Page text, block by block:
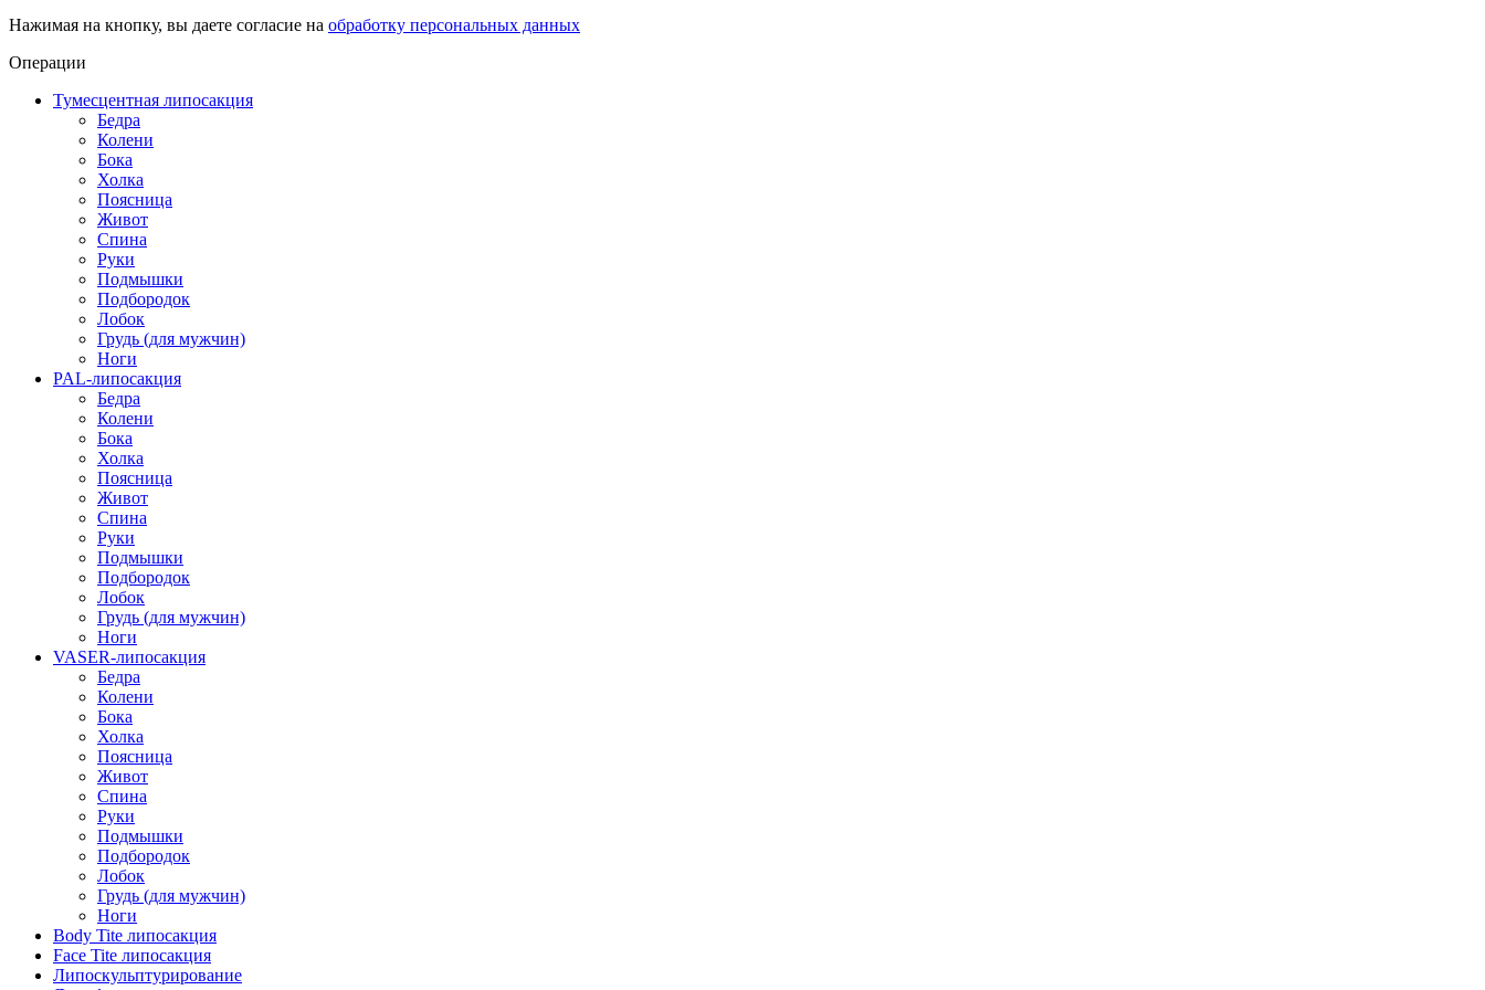
Нажимая на кнопку, вы даете согласие на обработку персональных данных
Операции
Тумесцентная липосакция
Бедра
Колени
Бока
Холка
Поясница
Живот
Спина
Руки
Подмышки
Подбородок
Лобок
Грудь (для мужчин)
Ноги
PAL-липосакция
Бедра
Колени
Бока
Холка
Поясница
Живот
Спина
Руки
Подмышки
Подбородок
Лобок
Грудь (для мужчин)
Ноги
VASER-липосакция
Бедра
Колени
Бока
Холка
Поясница
Живот
Спина
Руки
Подмышки
Подбородок
Лобок
Грудь (для мужчин)
Ноги
Body Tite липосакция
Face Tite липосакция
Липоскульптурирование